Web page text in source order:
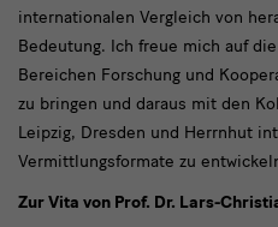
internationalen Vergleich von
Bedeutung. Ich freue mich auf
Bereichen Forschung und
zu bringen und daraus mit den
Leipzig, Dresden und Herrnhut
Vermittlungsformate zu
Zur Vita von Prof. Dr. Lars-